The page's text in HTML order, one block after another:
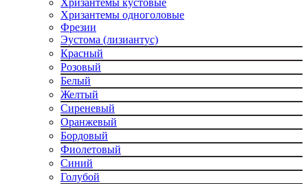
Хризантемы кустовые
Хризантемы одноголовые
Фрезии
Эустома (лизиантус)
Красный
Розовый
Белый
Желтый
Сиреневый
Оранжевый
Бордовый
Фиолетовый
Синий
Голубой